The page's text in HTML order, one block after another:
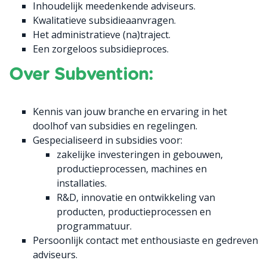
Inhoudelijk meedenkende adviseurs.
Kwalitatieve subsidieaanvragen.
Het administratieve (na)traject.
Een zorgeloos subsidieproces.
Over Subvention:
Kennis van jouw branche en ervaring in het
doolhof van subsidies en regelingen.
Gespecialiseerd in subsidies voor:
zakelijke investeringen in gebouwen,
productieprocessen, machines en
installaties.
R&D, innovatie en ontwikkeling van
producten, productieprocessen en
programmatuur.
Persoonlijk contact met enthousiaste en gedreven
adviseurs.